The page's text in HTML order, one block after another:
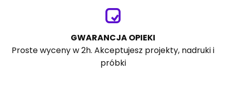
GWARANCJA OPIEKI
Proste wyceny w 2h. Akceptujesz projekty, nadruki i
próbki